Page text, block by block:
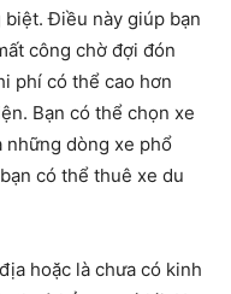
Điều này giúp bạn
công chờ đợi đón
phí có thể cao hơn
Bạn có thể chọn xe
những dòng xe phổ
có thể thuê xe du
hoặc là chưa có kinh